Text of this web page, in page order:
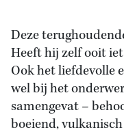
Deze
Heeft hij zelf ooit
Ook het liefdevolle
wel bij het
samengevat –
boeiend,